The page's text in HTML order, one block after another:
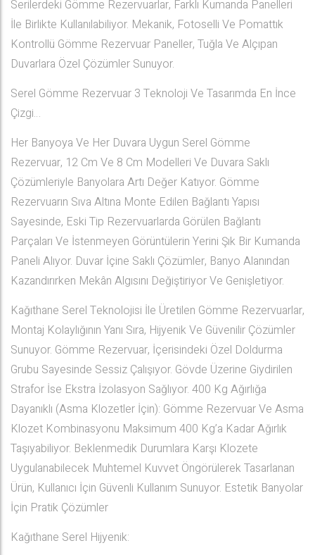
Serilerdeki Gömme Rezervuarlar, Farklı Kumanda Panelleri
İle Birlikte Kullanılabiliyor. Mekanik, Fotoselli Ve Pomattık
Kontrollü Gömme Rezervuar Paneller, Tuğla Ve Alçıpan
Duvarlara Özel Çözümler Sunuyor.
Serel Gömme Rezervuar 3 Teknoloji Ve Tasarımda En İnce
Çizgi…
Her Banyoya Ve Her Duvara Uygun Serel Gömme
Rezervuar, 12 Cm Ve 8 Cm Modelleri Ve Duvara Saklı
Çözümleriyle Banyolara Artı Değer Katıyor. Gömme
Rezervuarın Sıva Altına Monte Edilen Bağlantı Yapısı
Sayesinde, Eski Tip Rezervuarlarda Görülen Bağlantı
Parçaları Ve İstenmeyen Görüntülerin Yerini Şık Bir Kumanda
Paneli Alıyor. Duvar İçine Saklı Çözümler, Banyo Alanından
Kazandırırken Mekân Algısını Değiştiriyor Ve Genişletiyor.
Kağıthane Serel Teknolojisi İle Üretilen Gömme Rezervuarlar,
Montaj Kolaylığının Yanı Sıra, Hijyenik Ve Güvenilir Çözümler
Sunuyor. Gömme Rezervuar, İçerisindeki Özel Doldurma
Grubu Sayesinde Sessiz Çalışıyor. Gövde Üzerine Giydirilen
Strafor İse Ekstra İzolasyon Sağlıyor. 400 Kg Ağırlığa
Dayanıklı (Asma Klozetler İçin): Gömme Rezervuar Ve Asma
Klozet Kombinasyonu Maksimum 400 Kg’a Kadar Ağırlık
Taşıyabiliyor. Beklenmedik Durumlara Karşı Klozete
Uygulanabilecek Muhtemel Kuvvet Öngörülerek Tasarlanan
Ürün, Kullanıcı İçin Güvenli Kullanım Sunuyor. Estetik Banyolar
İçin Pratik Çözümler
Kağıthane Serel Hijyenik: